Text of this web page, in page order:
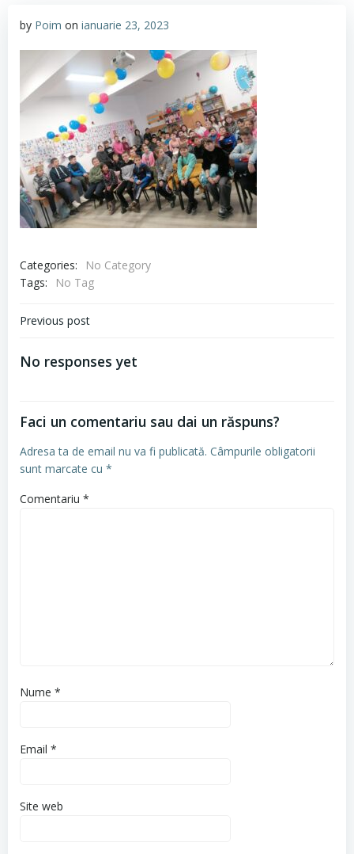
by Poim on ianuarie 23, 2023
Categories:
No Category
Tags:
No Tag
Navigare
articole
Previous post
No responses yet
Faci un comentariu sau dai un răspuns?
Adresa ta de email nu va fi publicată. Câmpurile obligatorii
sunt marcate cu *
Comentariu *
Nume *
Email *
Site web